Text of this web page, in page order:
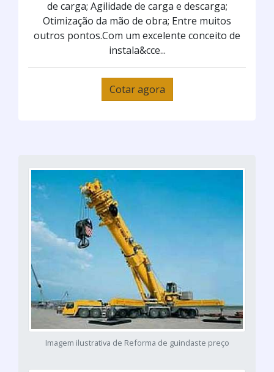
de carga; Agilidade de carga e descarga;
Otimização da mão de obra; Entre muitos
outros pontos.Com um excelente conceito de
instala&cce...
Cotar agora
Imagem ilustrativa de Reforma de guindaste preço